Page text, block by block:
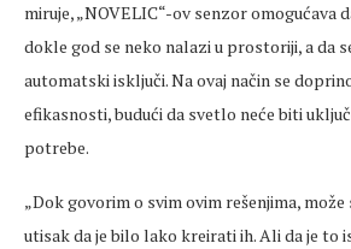
miruje, „NOVELIC“-ov senzor omogućava
dokle god se neko nalazi u prostoriji, a da
automatski isključi. Na ovaj način se
efikasnosti, budući da svetlo neće biti
potrebe.
„Dok govorim o svim ovim rešenjima,
utisak da je bilo lako kreirati ih. Ali da je to